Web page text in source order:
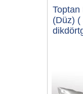
Toptan
(Düz) (